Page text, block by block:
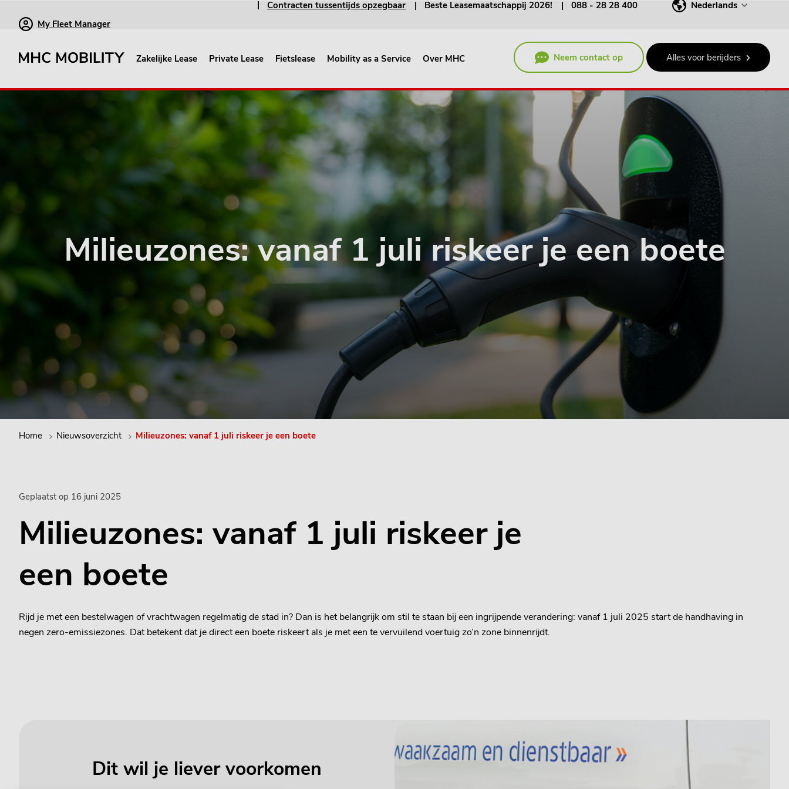
Contracten tussentijds opzegbaar Beste Leasemaatschappij 2026! 088 - 28 28 400
Nederlands
My Fleet Manager
Zakelijke Lease Private Lease Fietslease Mobility as a Service Over MHC Neem contact op Alles voor berijders
Milieuzones: vanaf 1 juli riskeer je een boete
Home Nieuwsoverzicht Milieuzones: vanaf 1 juli riskeer je een boete
Milieuzones: vanaf 1 juli riskeer je
een boete
Geplaatst op 16 juni 2025
Rijd je met een bestelwagen of vrachtwagen regelmatig de stad in? Dan is het belangrijk om stil te staan bij een ingrijpende verandering: vanaf 1 juli 2025 start de handhaving in
negen zero-emissiezones. Dat betekent dat je direct een boete riskeert als je met een te vervuilend voertuig zo’n zone binnenrijdt.
Dit wil je liever voorkomen